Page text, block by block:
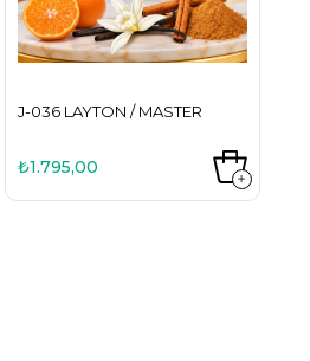
J-036 LAYTON / MASTER
₺1.795,00